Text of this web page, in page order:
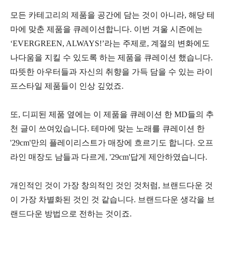
모든 카테고리의 제품을 공간에 담는 것이 아니라, 해당 테
마에 맞춘 제품을 큐레이션합니다. 이번 겨울 시즌에는
‘EVERGREEN, ALWAYS!’라는 주제로, 계절의 변화에도
나다움을 지킬 수 있도록 하는 제품을 큐레이션 했습니다.
따뜻한 아우터들과 자신의 취향을 가득 담을 수 있는 라이
프스타일 제품들이 인상 깊었죠.
또, 디피된 제품 옆에는 이 제품을 큐레이션 한 MD들의 추
천 글이 쓰여있습니다. 테마에 맞는 노래를 큐레이션 한
'29cm'만의 플레이리스트가 매장에 흐르기도 합니다. 오프
라인 매장도 남들과 다르게, '29cm'답게 제안하였습니다.
개인적인 것이 가장 창의적인 것인 것처럼, 브랜드다운 것
이 가장 차별화된 것인 것 같습니다. 브랜드다운 생각을 브
랜드다운 방법으로 전하는 것이죠.